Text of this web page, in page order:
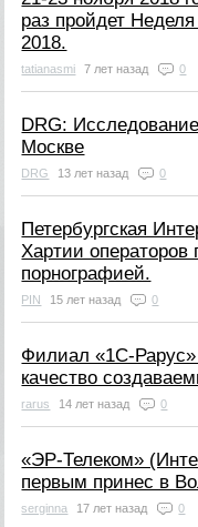
раз пройдет
2018.
tatianasmi 7 лет назад 0
DRG:
Москве
DRG 13 лет назад 0
Петербургская
Хартии операторов
порнографией.
PIN 15 лет назад 0
Филиал «1С-Рарус»
качество
rarus 14 лет назад 0
«ЭР-Телеком»
первым принес в
serginna 17 лет назад 0